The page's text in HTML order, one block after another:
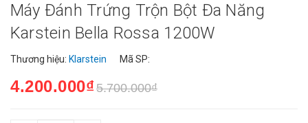
Máy Đánh Trứng Trộn Bột Đa Năng
Karstein Bella Rossa 1200W
Thương hiệu: Klarstein Mã SP:
4.200.000₫5.700.000₫